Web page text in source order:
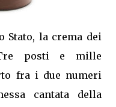
Stato, la crema dei
posti e mille
fra i due numeri
cantata della